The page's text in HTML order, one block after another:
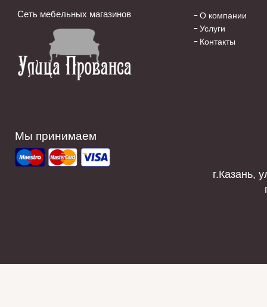
Сеть мебельных магазинов
О компании
Услуги
Контакты
Мы принимаем
г.Казань,